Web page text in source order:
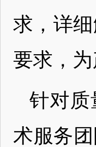
求，详
要求，
针对质
术服务